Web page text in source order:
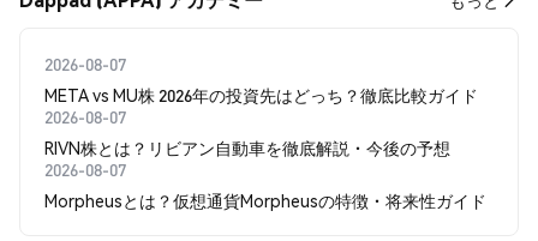
2026-08-07
META vs MU株 2026年の投資先はどっち？徹底比較ガイド
2026-08-07
RIVN株とは？リビアン自動車を徹底解説・今後の予想
2026-08-07
Morpheusとは？仮想通貨Morpheusの特徴・将来性ガイド